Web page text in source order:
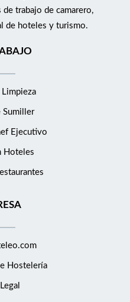
trabajo de camarero,
de hoteles y turismo.
Limpieza
Sumiller
Ejecutivo
Hoteles
Hostelería